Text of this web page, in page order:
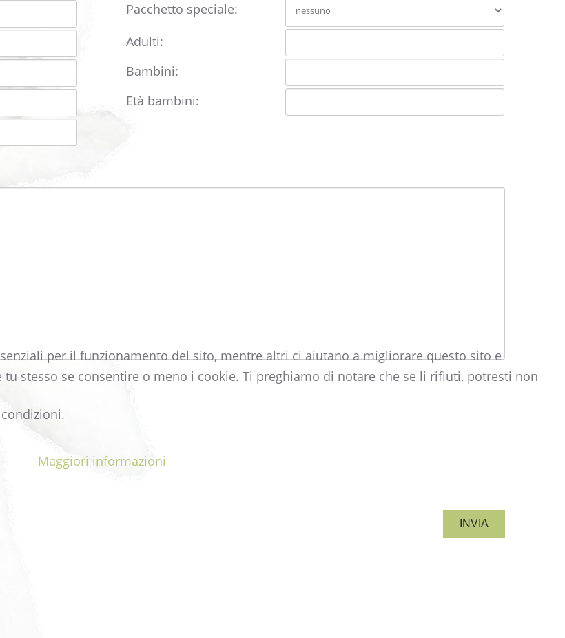
Pacchetto speciale:
Adulti:
Bambini:
Età bambini:
per il funzionamento del sito, mentre altri ci aiutano a migliorare questo sito e
stesso se consentire o meno i cookie. Ti preghiamo di notare che se li rifiuti, potresti non
Maggiori informazioni